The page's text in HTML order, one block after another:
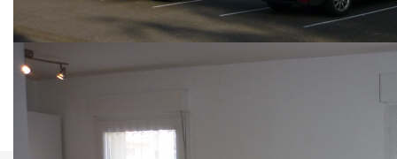
** €118 000 hors honoraires
TTC à la charge de l'acquéreur